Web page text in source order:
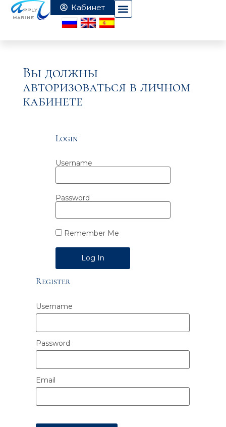
Вы должны
авторизоваться в личном
кабинете
Login
Username
Password
Remember Me
Alternative:
Register
Username
Password
Email